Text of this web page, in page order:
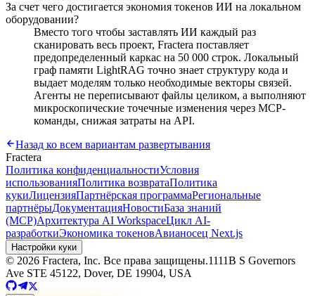
За счет чего достигается экономия токенов ИИ на локальном
оборудовании?
Вместо того чтобы заставлять ИИ каждый раз
сканировать весь проект, Fractera поставляет
предопределенный каркас на 50 000 строк. Локальный
граф памяти LightRAG точно знает структуру кода и
выдает моделям только необходимые векторы связей.
Агенты не переписывают файлы целиком, а выполняют
микроскопические точечные изменения через MCP-
команды, снижая затраты на API.
Назад ко всем вариантам развертывания
Fractera
Политика конфиденциальностиУсловия
использованияПолитика возвратаПолитика
кукиЛицензияПартнёрская программаРегиональные
партнёрыДокументацияНовостиБаза знаний
(MCP)Архитектура AI WorkspaceЦикл AI-
разработкиЭкономика токеновАвианосец Next.js
Настройки куки
© 2026 Fractera, Inc. Все права защищены.1111B S Governors
Ave STE 45122, Dover, DE 19904, USA